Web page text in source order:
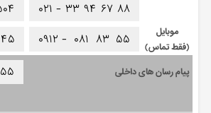
۰۲۱ - ۳۳ ۹۴ ۶۷ ۸۸
موبایل
(فقط تماس)
۰۹۱۲ - ۰۸۱ ۸۳ ۵۵ ۴۵
پیام رسان های داخلی ۵۵